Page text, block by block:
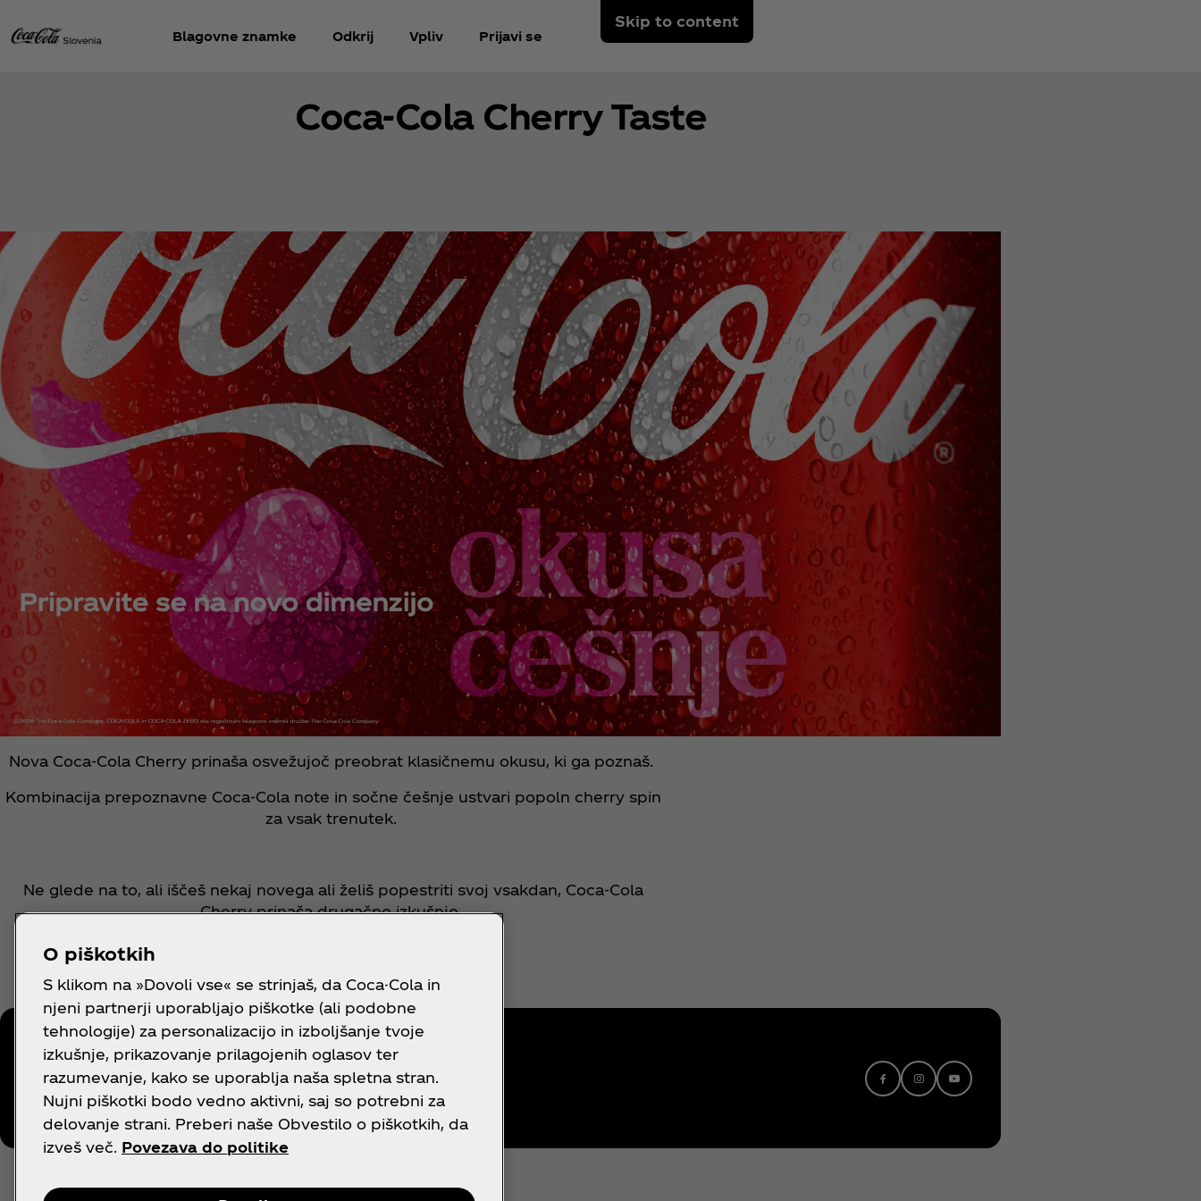
Skip to content
Blagovne znamke Odkrij Vpliv Prijavi se
Coca‑Cola Cherry Taste
Nova Coca‑Cola Cherry prinaša osvežujoč preobrat klasičnemu okusu, ki ga poznaš.
Kombinacija prepoznavne Coca‑Cola note in sočne češnje ustvari popoln cherry spin
za vsak trenutek.
Ne glede na to, ali iščeš nekaj novega ali želiš popestriti svoj vsakdan, Coca‑Cola
Cherry prinaša drugačno izkušnjo.
Zavrti nov okus in odkrij svoj cherry spin.
Sledi Coca‑Cola
O piškotkih
S klikom na »Dovoli vse« se strinjaš, da Coca-Cola in
njeni partnerji uporabljajo piškotke (ali podobne
tehnologije) za personalizacijo in izboljšanje tvoje
izkušnje, prikazovanje prilagojenih oglasov ter
razumevanje, kako se uporablja naša spletna stran.
Nujni piškotki bodo vedno aktivni, saj so potrebni za
delovanje strani. Preberi naše Obvestilo o piškotkih, da
izveš več. Povezava do politike